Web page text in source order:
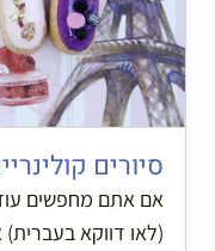
סיורים
אם אתם מחפשים עוד
(לאו דווקא